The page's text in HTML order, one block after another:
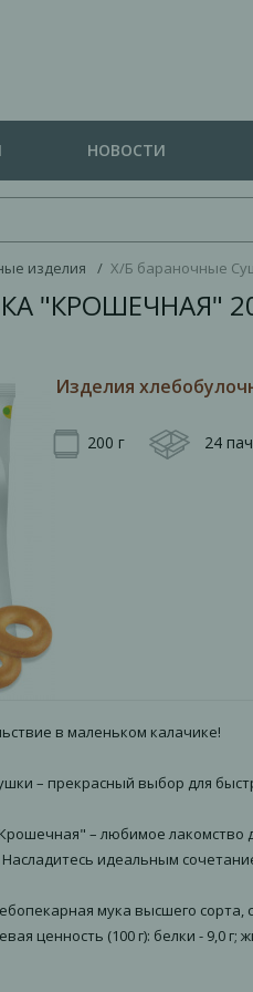
НОВОСТИ
изделия / Х/Б бараночные
"КРОШЕЧНАЯ"
Изделия
200 г 24
в маленьком калачике!
– прекрасный выбор для
– любимое
идеальным
мука высшего
ценность (100 г): белки - 9,0 г;